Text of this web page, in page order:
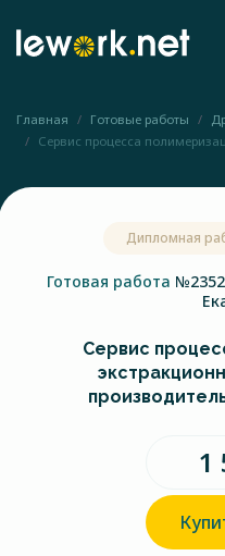
Главная Готовые работы
Сервис процесса
Дипломная
Готовая работа
Сервис
1